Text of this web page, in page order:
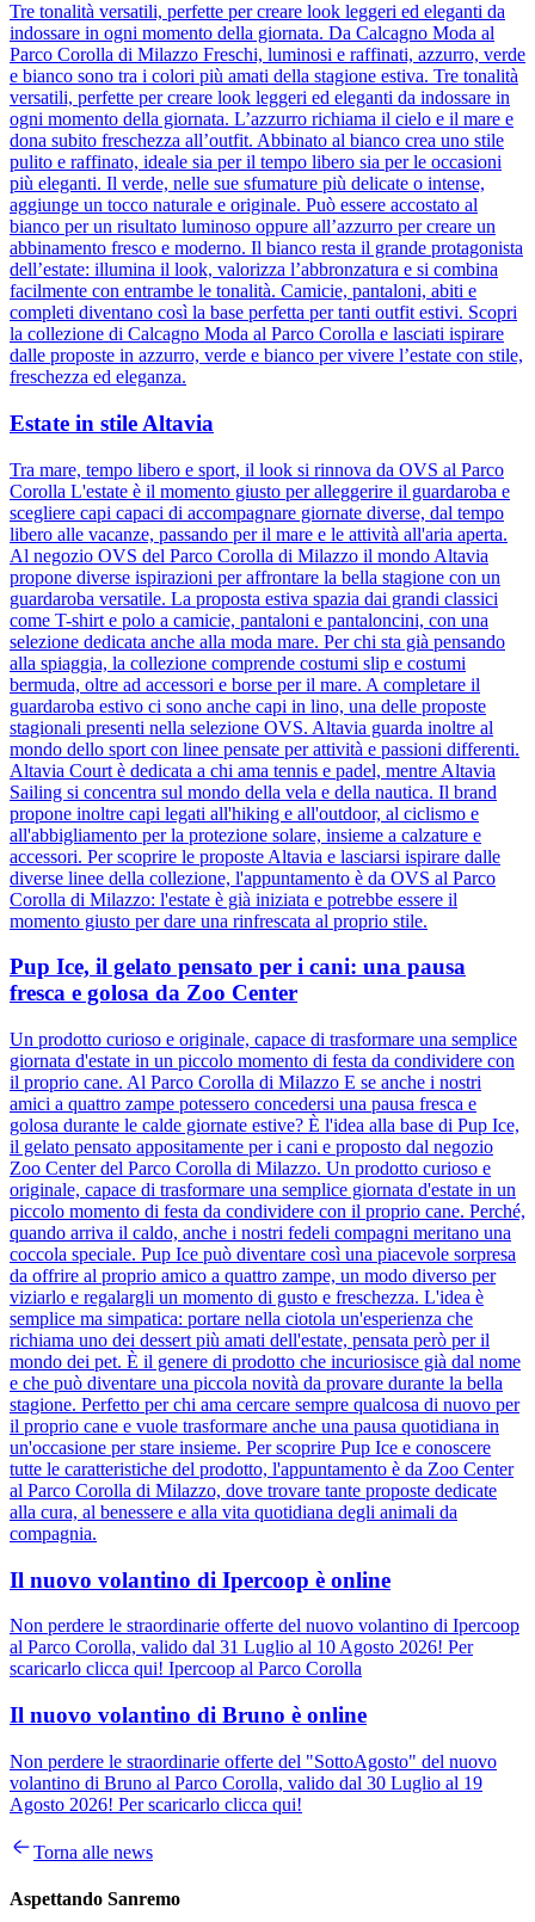
Tre tonalità versatili, perfette per creare look leggeri ed eleganti da
indossare in ogni momento della giornata. Da Calcagno Moda al
Parco Corolla di Milazzo Freschi, luminosi e raffinati, azzurro, verde
e bianco sono tra i colori più amati della stagione estiva. Tre tonalità
versatili, perfette per creare look leggeri ed eleganti da indossare in
ogni momento della giornata. L’azzurro richiama il cielo e il mare e
dona subito freschezza all’outfit. Abbinato al bianco crea uno stile
pulito e raffinato, ideale sia per il tempo libero sia per le occasioni
più eleganti. Il verde, nelle sue sfumature più delicate o intense,
aggiunge un tocco naturale e originale. Può essere accostato al
bianco per un risultato luminoso oppure all’azzurro per creare un
abbinamento fresco e moderno. Il bianco resta il grande protagonista
dell’estate: illumina il look, valorizza l’abbronzatura e si combina
facilmente con entrambe le tonalità. Camicie, pantaloni, abiti e
completi diventano così la base perfetta per tanti outfit estivi. Scopri
la collezione di Calcagno Moda al Parco Corolla e lasciati ispirare
dalle proposte in azzurro, verde e bianco per vivere l’estate con stile,
freschezza ed eleganza.
Estate in stile Altavia
Tra mare, tempo libero e sport, il look si rinnova da OVS al Parco
Corolla L'estate è il momento giusto per alleggerire il guardaroba e
scegliere capi capaci di accompagnare giornate diverse, dal tempo
libero alle vacanze, passando per il mare e le attività all'aria aperta.
Al negozio OVS del Parco Corolla di Milazzo il mondo Altavia
propone diverse ispirazioni per affrontare la bella stagione con un
guardaroba versatile. La proposta estiva spazia dai grandi classici
come T-shirt e polo a camicie, pantaloni e pantaloncini, con una
selezione dedicata anche alla moda mare. Per chi sta già pensando
alla spiaggia, la collezione comprende costumi slip e costumi
bermuda, oltre ad accessori e borse per il mare. A completare il
guardaroba estivo ci sono anche capi in lino, una delle proposte
stagionali presenti nella selezione OVS. Altavia guarda inoltre al
mondo dello sport con linee pensate per attività e passioni differenti.
Altavia Court è dedicata a chi ama tennis e padel, mentre Altavia
Sailing si concentra sul mondo della vela e della nautica. Il brand
propone inoltre capi legati all'hiking e all'outdoor, al ciclismo e
all'abbigliamento per la protezione solare, insieme a calzature e
accessori. Per scoprire le proposte Altavia e lasciarsi ispirare dalle
diverse linee della collezione, l'appuntamento è da OVS al Parco
Corolla di Milazzo: l'estate è già iniziata e potrebbe essere il
momento giusto per dare una rinfrescata al proprio stile.
Pup Ice, il gelato pensato per i cani: una pausa
fresca e golosa da Zoo Center
Un prodotto curioso e originale, capace di trasformare una semplice
giornata d'estate in un piccolo momento di festa da condividere con
il proprio cane. Al Parco Corolla di Milazzo E se anche i nostri
amici a quattro zampe potessero concedersi una pausa fresca e
golosa durante le calde giornate estive? È l'idea alla base di Pup Ice,
il gelato pensato appositamente per i cani e proposto dal negozio
Zoo Center del Parco Corolla di Milazzo. Un prodotto curioso e
originale, capace di trasformare una semplice giornata d'estate in un
piccolo momento di festa da condividere con il proprio cane. Perché,
quando arriva il caldo, anche i nostri fedeli compagni meritano una
coccola speciale. Pup Ice può diventare così una piacevole sorpresa
da offrire al proprio amico a quattro zampe, un modo diverso per
viziarlo e regalargli un momento di gusto e freschezza. L'idea è
semplice ma simpatica: portare nella ciotola un'esperienza che
richiama uno dei dessert più amati dell'estate, pensata però per il
mondo dei pet. È il genere di prodotto che incuriosisce già dal nome
e che può diventare una piccola novità da provare durante la bella
stagione. Perfetto per chi ama cercare sempre qualcosa di nuovo per
il proprio cane e vuole trasformare anche una pausa quotidiana in
un'occasione per stare insieme. Per scoprire Pup Ice e conoscere
tutte le caratteristiche del prodotto, l'appuntamento è da Zoo Center
al Parco Corolla di Milazzo, dove trovare tante proposte dedicate
alla cura, al benessere e alla vita quotidiana degli animali da
compagnia.
Il nuovo volantino di Ipercoop è online
Non perdere le straordinarie offerte del nuovo volantino di Ipercoop
al Parco Corolla, valido dal 31 Luglio al 10 Agosto 2026! Per
scaricarlo clicca qui! Ipercoop al Parco Corolla
Il nuovo volantino di Bruno è online
Non perdere le straordinarie offerte del "SottoAgosto" del nuovo
volantino di Bruno al Parco Corolla, valido dal 30 Luglio al 19
Agosto 2026! Per scaricarlo clicca qui!
Torna alle news
Aspettando Sanremo